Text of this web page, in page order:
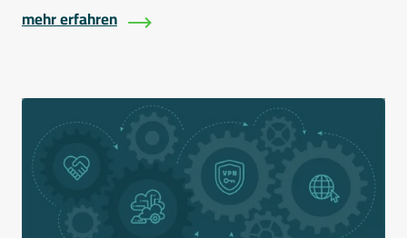
mehr erfahren